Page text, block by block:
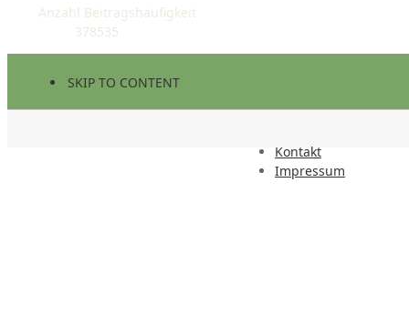
Anzahl Beitragshäufigkeit
378535
SKIP TO CONTENT
Kontakt
Impressum